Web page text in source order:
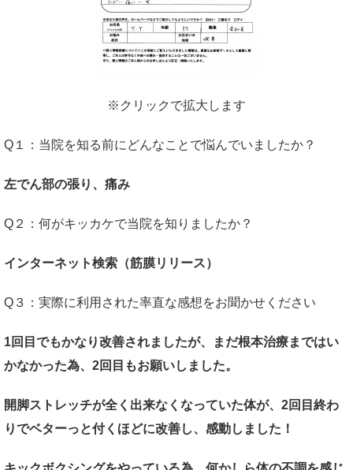
※クリックで拡大します
Q１：当院を知る前にどんなことで悩んでいましたか？
左でん部の張り、痛み
Q２：何がキッカケで当院を知りましたか？
インターネット検索（筋膜リリース）
Q３：実際に利用された率直な感想をお聞かせください
1回目でもかなり改善されましたが、まだ根本治療まではい
かなかった為、2回目もお願いしました。
開脚ストレッチが全く出来なくなっていた体が、2回目終わ
りでベターっと付くほどに改善し、感動しました！